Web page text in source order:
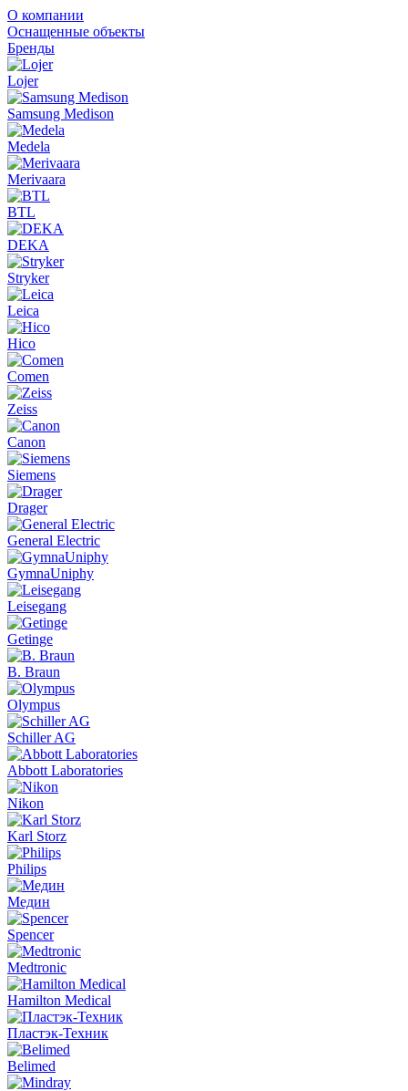
О компании
Оснащенные объекты
Бренды
Lojer
Samsung Medison
Medela
Merivaara
BTL
DEKA
Stryker
Leica
Hico
Comen
Zeiss
Canon
Siemens
Drager
General Electric
GymnaUniphy
Leisegang
Getinge
B. Braun
Olympus
Schiller AG
Abbott Laboratories
Nikon
Karl Storz
Philips
Медин
Spencer
Medtronic
Hamilton Medical
Пластэк-Техник
Belimed